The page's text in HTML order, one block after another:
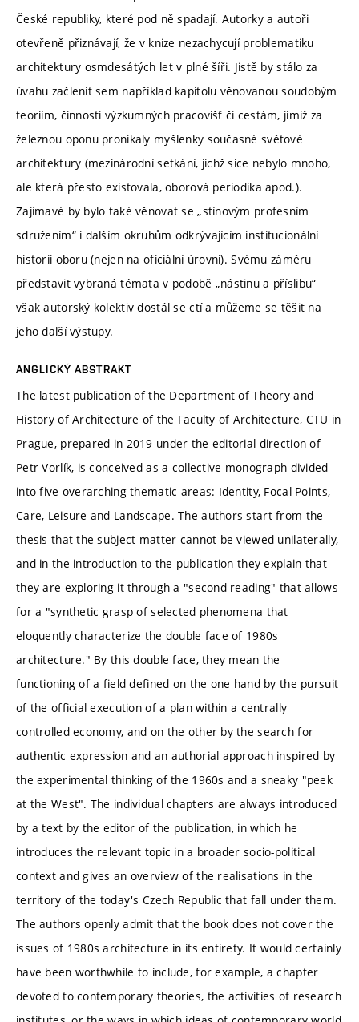
České republiky, které pod ně spadají. Autorky a autoři
otevřeně přiznávají, že v knize nezachycují problematiku
architektury osmdesátých let v plné šíři. Jistě by stálo za
úvahu začlenit sem například kapitolu věnovanou soudobým
teoriím, činnosti výzkumných pracovišť či cestám, jimiž za
železnou oponu pronikaly myšlenky současné světové
architektury (mezinárodní setkání, jichž sice nebylo mnoho,
ale která přesto existovala, oborová periodika apod.).
Zajímavé by bylo také věnovat se „stínovým profesním
sdružením“ i dalším okruhům odkrývajícím institucionální
historii oboru (nejen na oficiální úrovni). Svému záměru
představit vybraná témata v podobě „nástinu a příslibu“
však autorský kolektiv dostál se ctí a můžeme se těšit na
jeho další výstupy.
ANGLICKÝ ABSTRAKT
The latest publication of the Department of Theory and
History of Architecture of the Faculty of Architecture, CTU in
Prague, prepared in 2019 under the editorial direction of
Petr Vorlík, is conceived as a collective monograph divided
into five overarching thematic areas: Identity, Focal Points,
Care, Leisure and Landscape. The authors start from the
thesis that the subject matter cannot be viewed unilaterally,
and in the introduction to the publication they explain that
they are exploring it through a "second reading" that allows
for a "synthetic grasp of selected phenomena that
eloquently characterize the double face of 1980s
architecture." By this double face, they mean the
functioning of a field defined on the one hand by the pursuit
of the official execution of a plan within a centrally
controlled economy, and on the other by the search for
authentic expression and an authorial approach inspired by
the experimental thinking of the 1960s and a sneaky "peek
at the West". The individual chapters are always introduced
by a text by the editor of the publication, in which he
introduces the relevant topic in a broader socio-political
context and gives an overview of the realisations in the
territory of the today's Czech Republic that fall under them.
The authors openly admit that the book does not cover the
issues of 1980s architecture in its entirety. It would certainly
have been worthwhile to include, for example, a chapter
devoted to contemporary theories, the activities of research